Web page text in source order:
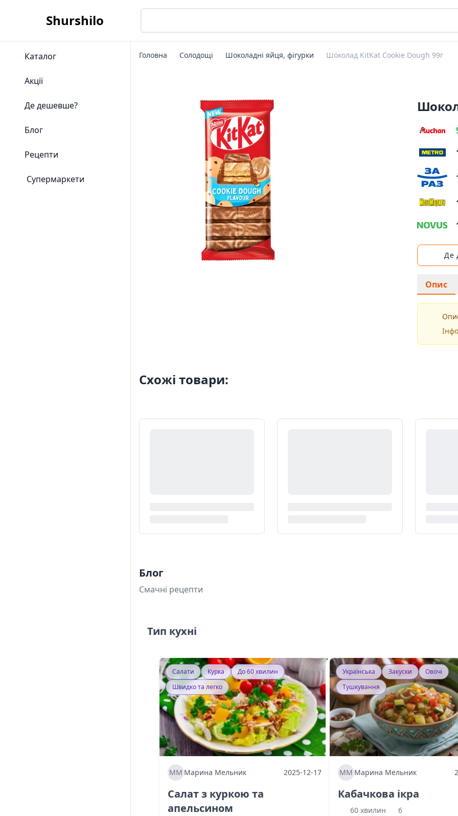
Shurshilo
Каталог
Акції
Де дешевше?
Блог
Рецепти
Супермаркети
Головна Солодощі Шоколадні яйця, фігурки Шоколад KitKat Cookie Dough 99г
Де
Опис
Схожі товари:
Блог
Смачні рецепти
Тип кухні
Салати Курка
До 60 хвилин
Швидко та легко
ММ Марина Мельник 2025-12-17
Салат з куркою та
апельсином
Українська Закуски
Овочі
Тушкування
ММ Марина Мельник
Кабачкова ікра
60 хвилин
6